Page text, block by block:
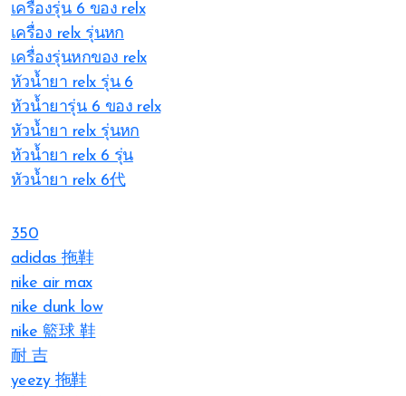
เครื่องรุ่น 6 ของ relx
เครื่อง relx รุ่นหก
เครื่องรุ่นหกของ relx
หัวน้ำยา relx รุ่น 6
หัวน้ำยารุ่น 6 ของ relx
หัวน้ำยา relx รุ่นหก
หัวน้ำยา relx 6 รุ่น
หัวน้ำยา relx 6代
350
adidas 拖鞋
nike air max
nike dunk low
nike 籃球 鞋
耐 吉
yeezy 拖鞋